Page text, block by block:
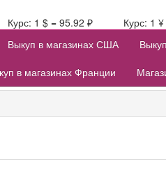
1 $ = 95.92 ₽ Курс: 1
Выкуп в магазинах США
в магазинах Франции